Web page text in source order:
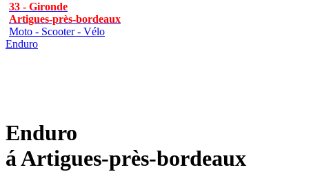
33 - Gironde
Artigues-près-bordeaux
Moto - Scooter - Vélo
Enduro
Enduro
á Artigues-près-bordeaux